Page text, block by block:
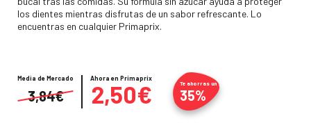
los dientes mientras disfrutas de un sabor refrescante. Lo
encuentras en cualquier Primaprix.
Precio
Media de Mercado
3,84€
Ahora en Primaprix
2,50€ Te ahorras un
35%